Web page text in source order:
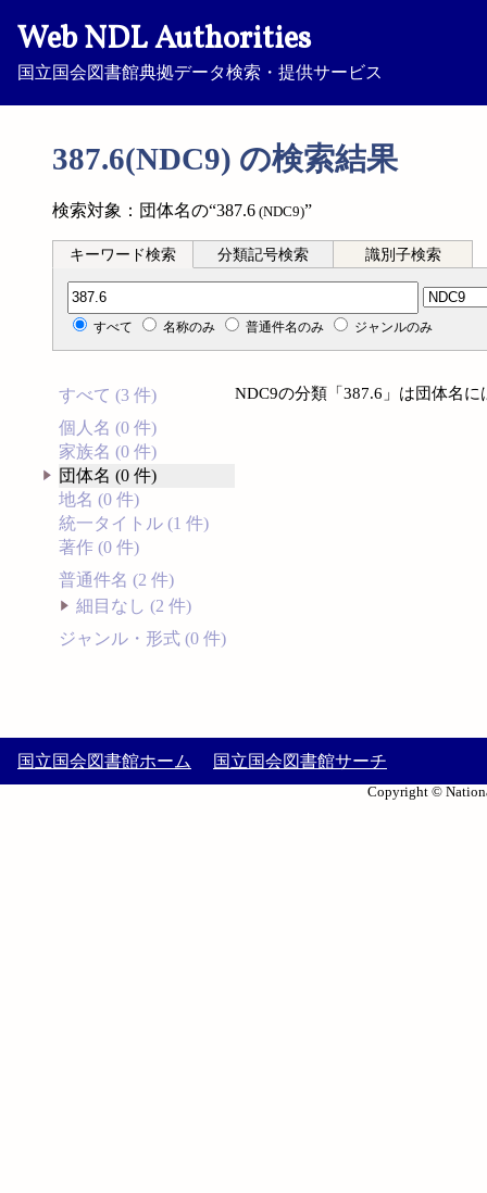
Web NDL Authorities
国立国会図書館典拠データ検索・提供サービス
387.6(NDC9) の検索結果
検索対象：団体名の“387.6 (NDC9)”
キーワード検索 分類記号検索 識別子検索
分類記号検索
すべて 名称のみ 普通件名のみ ジャンルのみ
すべて (3 件)
個人名 (0 件)
家族名 (0 件)
団体名 (0 件)
地名 (0 件)
統一タイトル (1 件)
著作 (0 件)
普通件名 (2 件)
細目なし (2 件)
ジャンル・形式 (0 件)
NDC9の分類「387.6」は団体名
国立国会図書館ホーム 国立国会図書館サーチ
Copyright ©